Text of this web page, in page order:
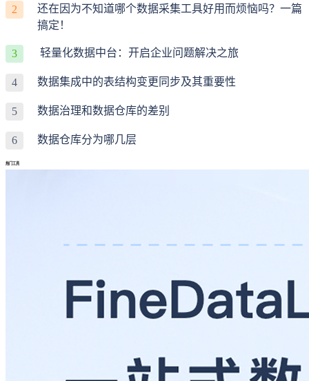
2
还在因为不知道哪个数据采集工具好用而烦恼吗？一篇
搞定！
3 轻量化数据中台：开启企业问题解决之旅
4 数据集成中的表结构变更同步及其重要性
5 数据治理和数据仓库的差别
6 数据仓库分为哪几层
热门工具